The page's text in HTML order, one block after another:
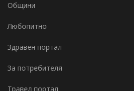
Общини
Любопитно
Здравен портал
За потребителя
Травел портал